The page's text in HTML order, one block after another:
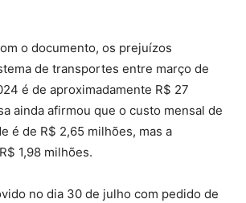
o documento, os prejuízos
de transportes entre março de
é de aproximadamente R$ 27
ainda afirmou que o custo mensal de
é de R$ 2,65 milhões, mas a
1,98 milhões.
no dia 30 de julho com pedido de